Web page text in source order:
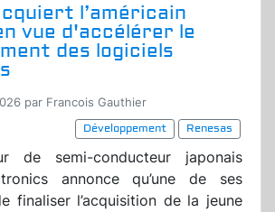
l’américain
vue d'accélérer le
des logiciels
par Francois Gauthier
Développement
Renesas
de semi-conducteur japonais
annonce qu’une de ses
finaliser l’acquisition de la jeune